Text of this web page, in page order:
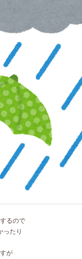
るので
ったり
が